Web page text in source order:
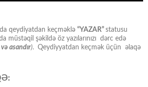
qeydiyatdan keçməklə “YAZAR” statusu
müstəqil şəkildə öz yazılarınızı dərc edə
asandır). Qeydiyyatdan keçmək üçün əlaqə